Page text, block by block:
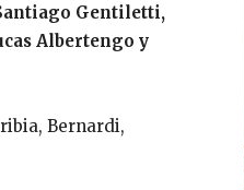
Gentiletti,
Albertengo y
Bernardi,